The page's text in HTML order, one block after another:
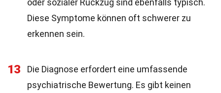
oder sozialer Rückzug sind ebenfalls typisch.
Diese Symptome können oft schwerer zu
erkennen sein.
13
Die Diagnose erfordert eine umfassende
psychiatrische Bewertung. Es gibt keinen